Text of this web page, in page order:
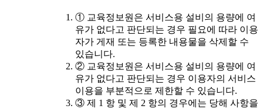
① 교육정보원은 서비스용 설비의 용량에 여
유가 없다고 판단되는 경우 필요에 따라 이용
자가 게재 또는 등록한 내용물을 삭제할 수
있습니다.
② 교육정보원은 서비스용 설비의 용량에 여
유가 없다고 판단되는 경우 이용자의 서비스
이용을 부분적으로 제한할 수 있습니다.
③ 제 1 항 및 제 2 항의 경우에는 당해 사항을